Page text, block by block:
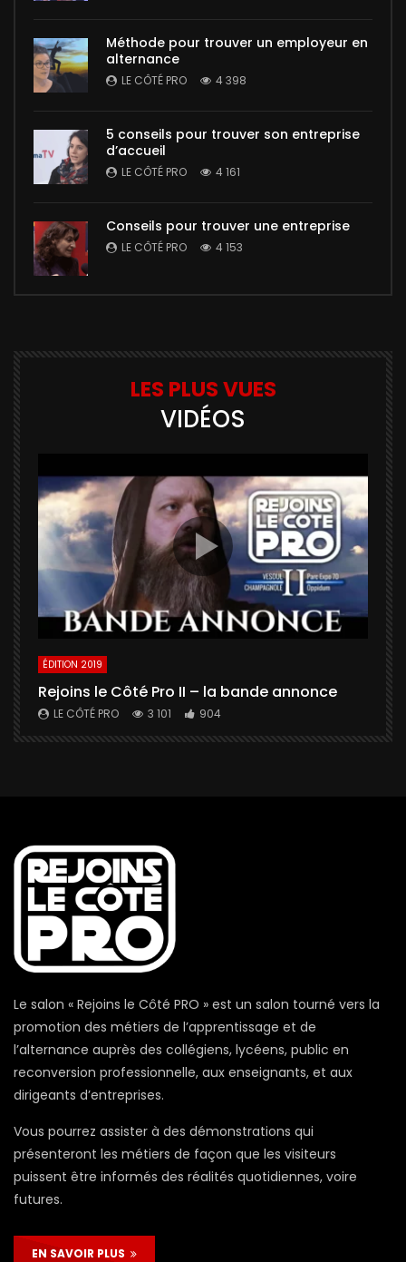
Méthode pour trouver un employeur en
alternance
LE CÔTÉ PRO 4 398
5 conseils pour trouver son entreprise
d’accueil
LE CÔTÉ PRO 4 161
Conseils pour trouver une entreprise
LE CÔTÉ PRO 4 153
LES PLUS VUES
VIDÉOS
ÉDITION 2019
Rejoins le Côté Pro II – la bande annonce
LE CÔTÉ PRO 3 101 904
Le salon « Rejoins le Côté PRO » est un salon tourné vers la
promotion des métiers de l’apprentissage et de
l’alternance auprès des collégiens, lycéens, public en
reconversion professionnelle, aux enseignants, et aux
dirigeants d’entreprises.
Vous pourrez assister à des démonstrations qui
présenteront les métiers de façon que les visiteurs
puissent être informés des réalités quotidiennes, voire
futures.
EN SAVOIR PLUS